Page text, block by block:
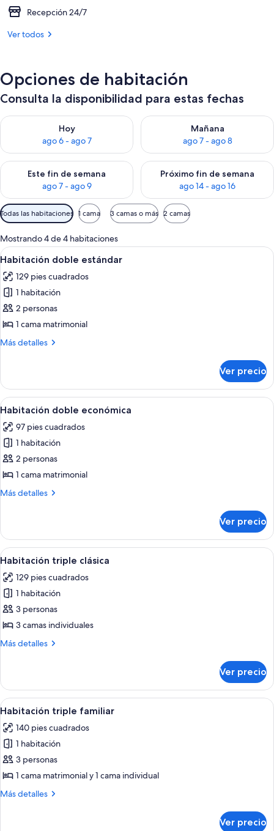
Recepción 24/7
Ver todos
Opciones de habitación
Consulta la disponibilidad para estas fechas
Hoy
ago 6 - ago 7
Consulta la disponibilidad para hoy ago 6 - ago 7
Mañana
ago 7 - ago 8
Consulta la disponibilidad
Este fin de semana
ago 7 - ago 9
Consulta la disponibilidad para este fin de semana ago 7 -
Próximo fin de semana
ago 14 - ago 16
Consulta la disponibilidad
Filtros
disponibles
para
las
habitaciones
Todas las habitaciones 1 cama 3 camas o más 2 camas
Mostrando 4 de 4 habitaciones
Abrir
todas
las
fotos
de
Habitación
doble
Un dormitorio con cama, un
5
Habitación doble estándar
129 pies cuadrados
1 habitación
2 personas
1 cama matrimonial
Más detalles
Más
doble
estándar
Ver precio
Abrir
todas
las
fotos
de
Habitación
doble
Un dormitorio con una cama, un
4
Habitación doble económica
97 pies cuadrados
1 habitación
2 personas
1 cama matrimonial
Más detalles
Más
doble
económica
Ver precio
Abrir
todas
las
fotos
de
Habitación
triple
Una habitación con dos camas de
3
Habitación triple clásica
129 pies cuadrados
1 habitación
3 personas
3 camas individuales
Más detalles
Más
triple
clásica
Ver precio
Abrir
todas
las
fotos
de
Habitación
triple
Una habitación con dos camas
5
Habitación triple familiar
140 pies cuadrados
1 habitación
3 personas
1 cama matrimonial y 1 cama individual
Más detalles
Más
Ver precio